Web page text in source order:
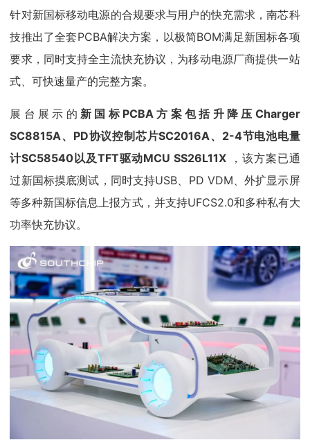
针对新国标移动电源的合规要求与用户的快充需求，南芯科
技推出了全套PCBA解决方案，以极简BOM满足新国标各项
要求，同时支持全主流快充协议，为移动电源厂商提供一站
式、可快速量产的完整方案。
展台展示的 新国标PCBA方案包括升降压Charger
SC8815A、PD协议控制芯片SC2016A、2-4节电池电量
计SC58540以及TFT驱动MCU SS26L11X，该方案已通
过新国标摸底测试，同时支持USB、PD VDM、外扩显示屏
等多种新国标信息上报方式，并支持UFCS2.0和多种私有大
功率快充协议。